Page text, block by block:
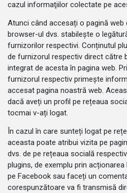
cazul informaţiilor colectate pe
Atunci când accesați o pagină web
browser-ul dvs. stabilește o
furnizorilor respectivi. Conținutul
de furnizorul respectiv direct către
integrat de acesta în pagina web.
furnizorul respectiv primește
accesat pagina noastră web.
dacă aveți un profil pe rețeaua
tocmai v-ați logat.
În cazul în care sunteți logat pe
aceasta poate atribui vizita pe
dvs. de pe rețeaua socială
plugins, de exemplu prin acționarea
pe Facebook sau faceți un
corespunzătoare va fi transmisă